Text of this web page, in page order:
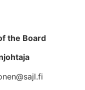
the Board